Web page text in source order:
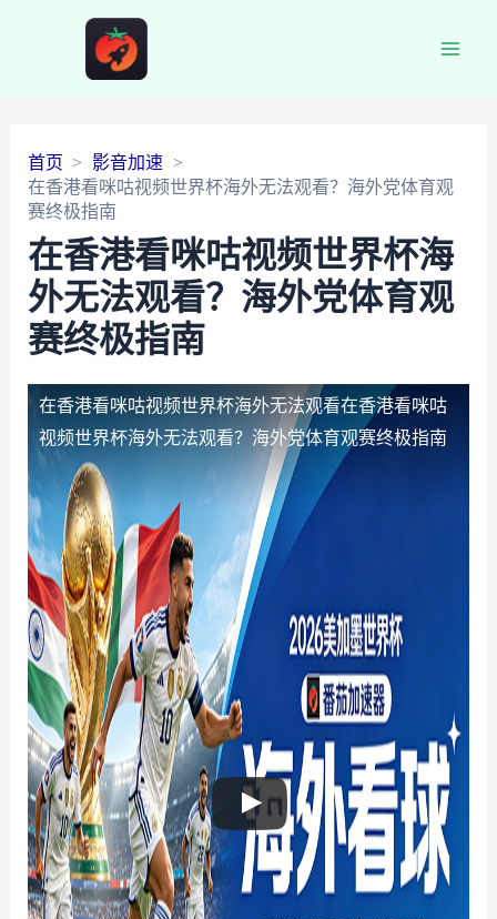
首页
影音加速
在香港看咪咕视频世界杯海外无法观看？海外党体育观
赛终极指南
在香港看咪咕视频世界杯海
外无法观看？海外党体育观
赛终极指南
在香港看咪咕视频世界杯海外无法观看在香港看咪咕
视频世界杯海外无法观看？海外党体育观赛终极指南